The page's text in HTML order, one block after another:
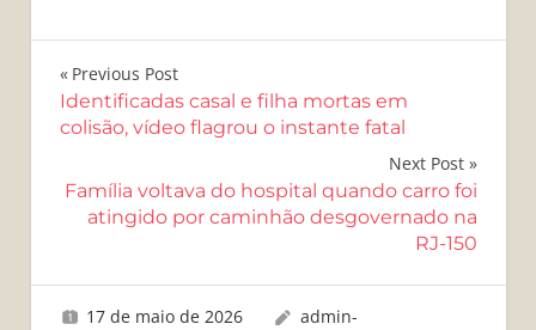
Navegação
de
Post
Previous Post
Identificadas casal e filha mortas em
colisão, vídeo flagrou o instante fatal
Next Post
Família voltava do hospital quando carro foi
atingido por caminhão desgovernado na
RJ-150
17 de maio de 2026
admin-